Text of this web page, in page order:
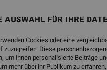
AUSWAHL FÜR IHRE
Cookies oder eine
zuzugreifen. Diese
um Ihnen personalisierte Beiträge
mehr über ihr Publikum zu